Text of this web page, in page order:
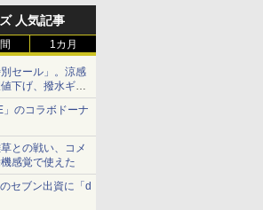
人気記事
1カ月
セール」。涼感
下げ、撥水ギア
」のコラボドーナ
との戦い、コメ
感覚で使えた
セブン出資に「d